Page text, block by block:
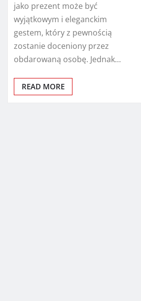
jako prezent może być
wyjątkowym i eleganckim
gestem, który z pewnością
zostanie doceniony przez
obdarowaną osobę. Jednak…
READ MORE